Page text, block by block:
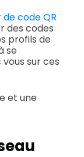
code QR
des codes
profils de
se
sur ces
et une